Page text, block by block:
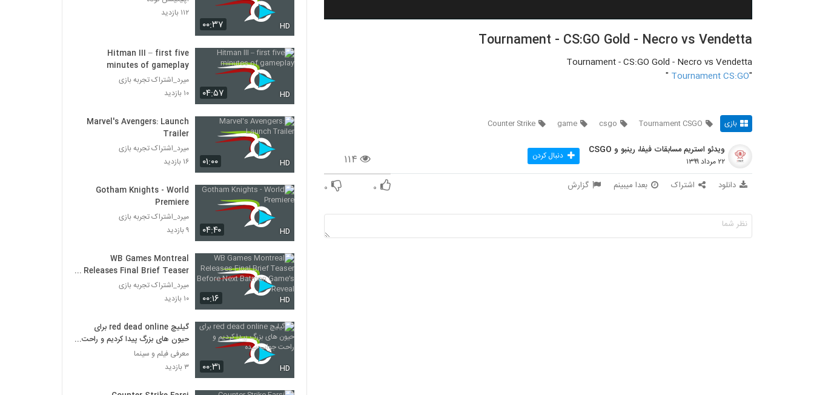
Tournament - CS:GO Gold - Necro vs Vendetta
Tournament - CS:GO Gold - Necro vs Vendetta
"
Tournament CS:GO
"
بازی Tournament CSGO
csgo
game
Counter Strike
۱۱۴
ویدئو استریم مسابقات فیفا، رینبو و CSGO
۲۲ مرداد ۱۳۹۹ دنبال کردن
دانلود اشتراک بعدا میبینم گزارش ۰ ۰
۰۰:۳۷ HD
۱۱۲ بازدید
۰۴:۵۷ HD
Hitman III – first five
minutes of gameplay
میرد_اشتراک تجربه بازی
۱۰ بازدید
۰۱:۰۰ HD
Marvel's Avengers: Launch
Trailer
میرد_اشتراک تجربه بازی
۱۶ بازدید
۰۴:۴۰ HD
Gotham Knights - World
Premiere
میرد_اشتراک تجربه بازی
۹ بازدید
۰۰:۱۶ HD
WB Games Montreal
Releases Final Brief Teaser
Before Next Batman Game’s
Reveal
میرد_اشتراک تجربه بازی
۱۰ بازدید
۰۰:۳۱ HD
گیلیچ red dead online برای
حیون های بزرگ پیدا کردیم و راحت
جواب میده
معرفی فیلم و سینما
۳ بازدید